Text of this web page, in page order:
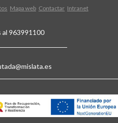
Mapa web Contactar Intranet
al 963991100